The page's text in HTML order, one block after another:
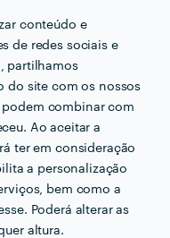
conteúdo e
de redes sociais e
partilhamos
do site com os nossos
podem combinar com
Ao aceitar a
ter em consideração
a personalização
bem como a
Poderá alterar as
altura.
de Excelência
obteve a maior
2016, 2017, 2018,